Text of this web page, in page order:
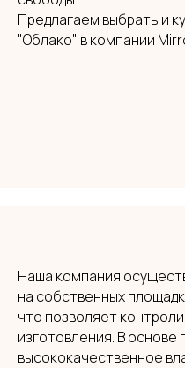
Предлагаем выбрать и
"Облако" в компании
Наша компания
на собственных
что позволяет
изготовления. В основе
высококачественное